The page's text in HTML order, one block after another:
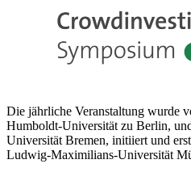
Die jährliche Veranstaltung wurde
Humboldt-Universität zu Berlin,
Universität Bremen, initiiert und
Ludwig-Maximilians-Universität